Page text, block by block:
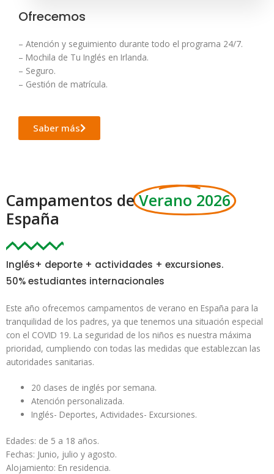
Ofrecemos
– Atención y seguimiento durante todo el programa 24/7.
– Mochila de Tu Inglés en Irlanda.
– Seguro.
– Gestión de matrícula.
Saber más
Campamentos deVerano 2026
España
Inglés+ deporte + actividades + excursiones.
50% estudiantes internacionales
Este año ofrecemos campamentos de verano en España para la
tranquilidad de los padres, ya que tenemos una situación especial
con el COVID 19. La seguridad de los niños es nuestra máxima
prioridad, cumpliendo con todas las medidas que establezcan las
autoridades sanitarias.
20 clases de inglés por semana.
Atención personalizada.
Inglés- Deportes, Actividades- Excursiones.
Edades: de 5 a 18 años.
Fechas: Junio, julio y agosto.
Alojamiento: En residencia.